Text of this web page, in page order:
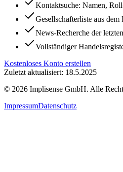
Kontaktsuche: Namen,
Gesellschafterliste aus dem
News-Recherche der
Vollständiger
Kostenloses Konto erstellen
Zuletzt aktualisiert: 18.5.2025
© 2026 Implisense GmbH. Alle
ImpressumDatenschutz